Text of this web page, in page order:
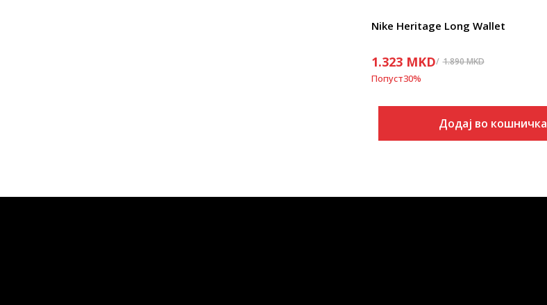
Nike Heritage Long Wallet
1.323 MKD 1.890MKD
Попуст30%
Додај во кошничка